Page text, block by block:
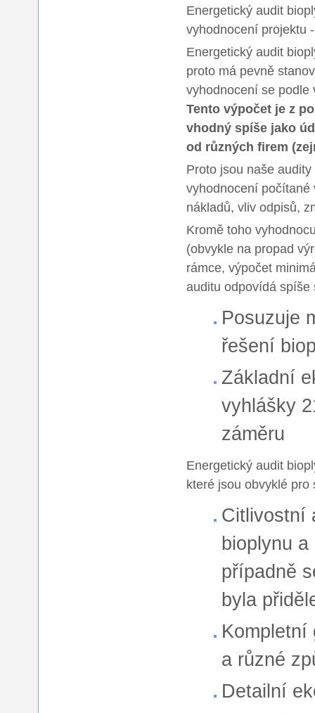
Energetický audit
vyhodnocení projektu
Energetický audit
proto má pevně
vyhodnocení se podle
Tento výpočet je z
vhodný spíše jako
od různých firem
Proto jsou naše
vyhodnocení počítané
nákladů, vliv odpisů,
Kromě toho
(obvykle na propad
rámce, výpočet
auditu odpovídá spíše
Posuzuje
řešení
Základní
vyhlášky
záměru
Energetický audit
které jsou obvyklé
Citlivostní
bioplynu
případně
byla
Kompletní
a různé
Detailní